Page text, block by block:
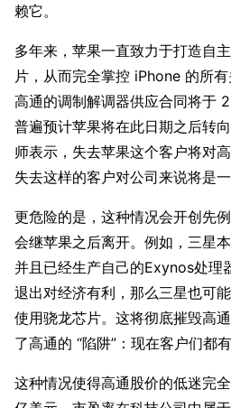
赖它。
多年来，苹果一直致力于打造自
片，从而完全掌控 iPhone 的所
高通的调制解调器供应合同将于
普遍预计苹果将在此日期之后转
师表示，失去苹果这个客户将对
失去这样的客户对公司来说将是一
更危险的是，这种情况会开创先
会继苹果之后离开。例如，三星
并且已经生产自己的Exynos处理
退出对经济有利，那么三星也可
使用骁龙芯片。这将彻底摧毁高
了高通的 “陷阱”：现在客户们都
这种情况使得高通股价的低迷完